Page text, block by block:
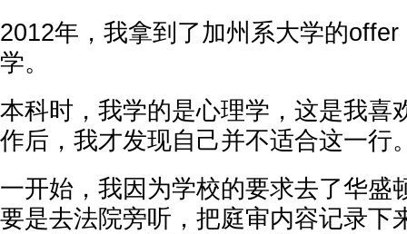
2012年，我拿到了加州系大学的
学。
本科时，我学的是心理学，这是我喜
作后，我才发现自己并不适合这一行
一开始，我因为学校的要求去了华盛
要是去法院旁听，把庭审内容记录下